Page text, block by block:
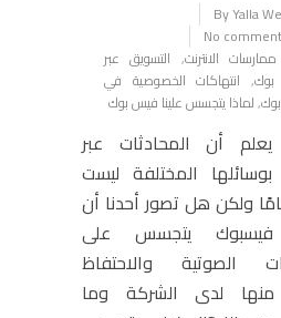
By Yalla
No
الانترنت, التسويق عبر
, انتهاكات الخصوصية في
,لماذا يتجسس علينا فيس بوك
يعلم أن المحادثات عبر
بوسائلها المختلفة ليست
ولكن هل تصور أحدنا أن
يتجسس على
الصوتية والاحتفاظ
لدى الشركة وما